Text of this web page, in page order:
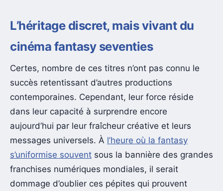
L’héritage discret, mais vivant du
cinéma fantasy seventies
Certes, nombre de ces titres n’ont pas connu le
succès retentissant d’autres productions
contemporaines. Cependant, leur force réside
dans leur capacité à surprendre encore
aujourd’hui par leur fraîcheur créative et leurs
messages universels. À l’heure où la fantasy
s’uniformise souvent sous la bannière des grandes
franchises numériques mondiales, il serait
dommage d’oublier ces pépites qui prouvent